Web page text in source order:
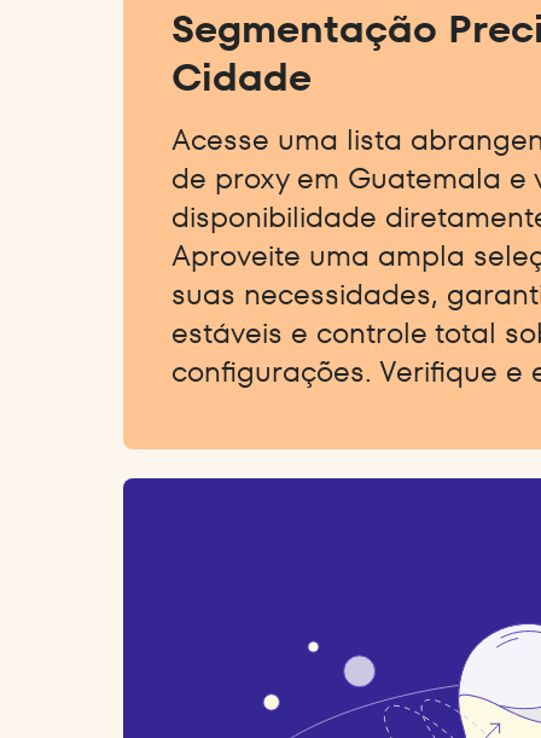
Segmentação
Cidade
Acesse uma lista
de proxy em Guatemala e
disponibilidade
Aproveite uma ampla
suas necessidades,
estáveis e controle total
configurações. Verifique e